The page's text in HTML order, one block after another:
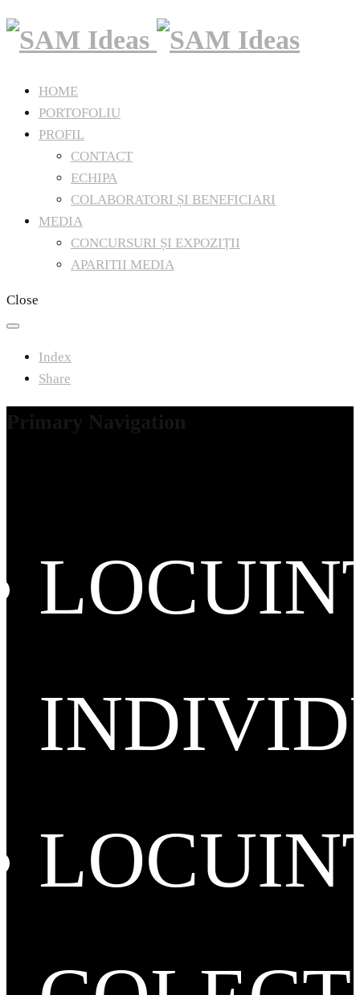
HOME
PORTOFOLIU
PROFIL
CONTACT
ECHIPA
COLABORATORI ȘI BENEFICIARI
MEDIA
CONCURSURI ȘI EXPOZIȚII
APARITII MEDIA
Close
Index
Share